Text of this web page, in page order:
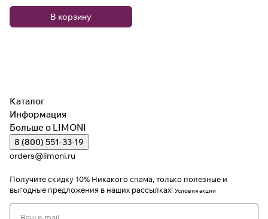
В корзину
Каталог
Информация
Больше о LIMONI
8 (800) 551-33-19
orders@limoni.ru
Получите скидку 10% Никакого спама, только полезные и
выгодные предложения в наших рассылках! Условия акции